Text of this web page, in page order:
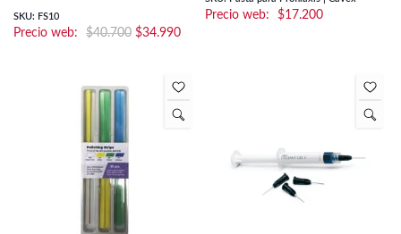
SKU: FS10
$40.700 El
$40.700.
$34.990El
es:
$34.990.
$17.200